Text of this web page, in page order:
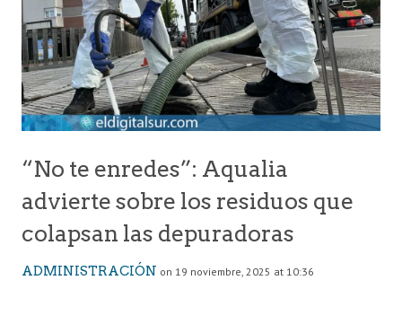
“No te enredes”: Aqualia
advierte sobre los residuos que
colapsan las depuradoras
ADMINISTRACIÓN on 19 noviembre, 2025 at 10:36